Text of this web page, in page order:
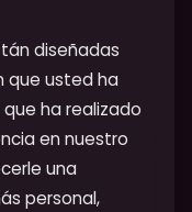
diseñadas
que usted ha
ha realizado
en nuestro
una
personal,